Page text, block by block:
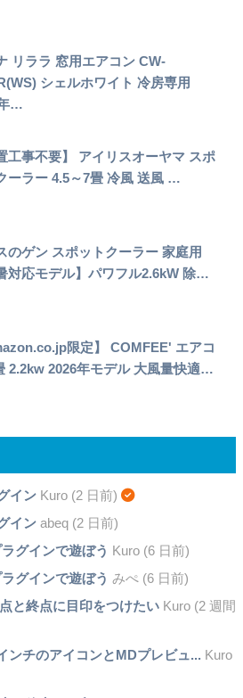
リララ 窓用エアコン CW-
シェルホワイト 冷房専用
…
工事不要】 アイリスオーヤマ スポ
ーラー 4.5～7畳 冷風 送風 …
のゲン スポットクーラー 家庭用
対応モデル】パワフル2.6kW 除…
限定】 COMFEE' エアコ
2.2kw 2026年モデル 大風量快適…
インKuro (2 日前)
インabeq (2 日前)
グインで遊ぼう Kuro (6 日前)
グインで遊ぼう みぺ (6 日前)
と終点に目印をつけたいKuro (2 週間
ンチのアイコンとMDプレビュ... Kuro